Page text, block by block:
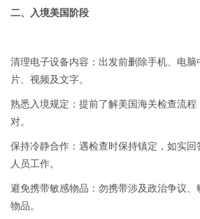
二、入境美国阶段
清理电子设备内容：出发前删除手机、电脑
片、视频及文字。
熟悉入境规定：提前了解美国海关检查流程
对。
保持冷静合作：遇检查时保持镇定，如实
人员工作。
避免携带敏感物品：勿携带涉及政治争议
物品。